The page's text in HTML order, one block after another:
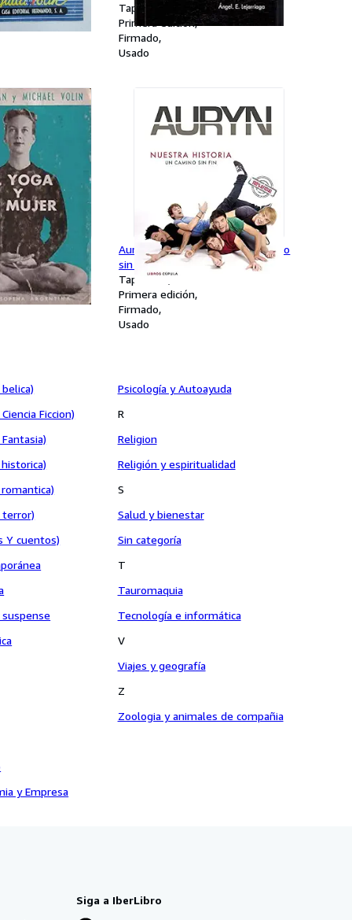
Tapa blanda
Primera edición
Firmado
Usado
Auryn. Nuestra historia. Un camino
sin fin (Primera edición)
DEDICATORIA Y FIRMA AUTOGRAFA
DE LOS 5 INTEGRANTES DEL GRUPO
Tapa dura
Primera edición
Firmado
Usado
Ficcion)
terror)
Y cuentos)
y Empresa
Psicología y Autoayuda
R
Religion
Religión y espiritualidad
S
Salud y bienestar
Sin categoría
T
Tauromaquia
Tecnología e informática
V
Viajes y geografía
Z
Zoologia y animales de compañia
Siga a IberLibro